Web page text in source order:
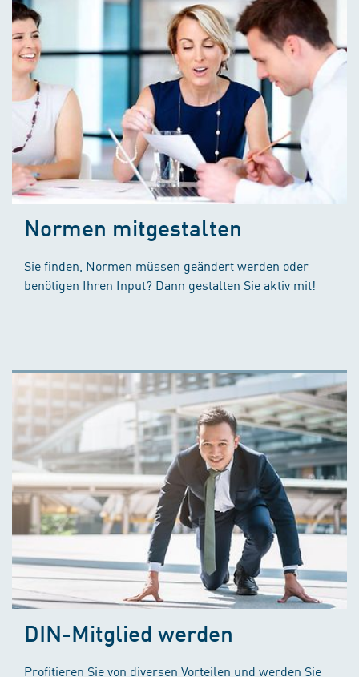
Normen mitgestalten
Sie finden, Normen müssen geändert werden oder
benötigen Ihren Input? Dann gestalten Sie aktiv mit!
DIN-Mitglied werden
Profitieren Sie von diversen Vorteilen und werden Sie